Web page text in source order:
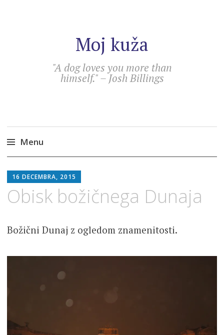
Moj kuža
"A dog loves you more than
himself." – Josh Billings
Menu
to
content
16 DECEMBRA, 2015
Obisk božičnega Dunaja
Božični Dunaj z ogledom znamenitosti.